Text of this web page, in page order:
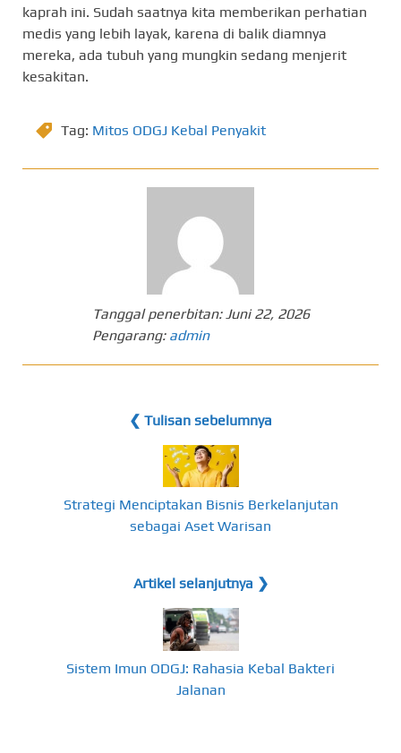
kaprah ini. Sudah saatnya kita memberikan perhatian
medis yang lebih layak, karena di balik diamnya
mereka, ada tubuh yang mungkin sedang menjerit
kesakitan.
Tag: Mitos ODGJ Kebal Penyakit
Tanggal penerbitan: Juni 22, 2026
Pengarang: admin
❮ Tulisan sebelumnya
Strategi Menciptakan Bisnis Berkelanjutan
sebagai Aset Warisan
Artikel selanjutnya ❯
Sistem Imun ODGJ: Rahasia Kebal Bakteri
Jalanan